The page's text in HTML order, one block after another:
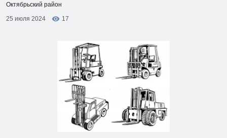
Октябрьский район
25 июля 2024
17